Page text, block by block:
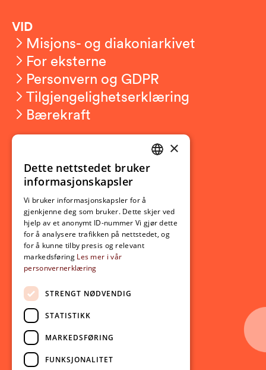
VID
Misjons- og diakoniarkivet
For eksterne
Personvern og GDPR
Tilgjengelighetserklæring
Bærekraft
Ny student
Utveksling
Opptak
Lov- og regelverk
Aktuelt
Nyheter
Arrangementer
Nyhetsbrev
Ledige stillinger
Følg oss på sosiale medier:
Facebook
NORWEGIAN
×
Dette nettstedet bruker
informasjonskapsler
Vi bruker informasjonskapsler for å
gjenkjenne deg som bruker. Dette skjer ved
hjelp av et anonymt ID-nummer Vi gjør dette
for å analysere trafikken på nettstedet, og
for å kunne tilby presis og relevant
markedsføring Les mer i vår
personvernerklæring
STRENGT NØDVENDIG
STATISTIKK
MARKEDSFØRING
FUNKSJONALITET